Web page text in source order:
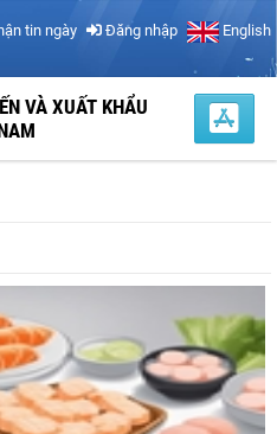
tin ngày Đăng nhập English
VÀ XUẤT KHẨU